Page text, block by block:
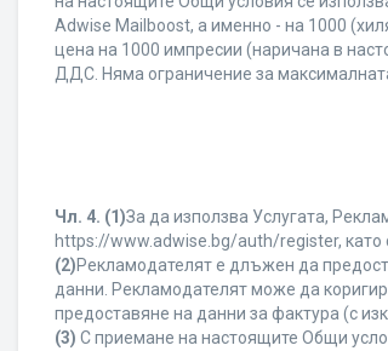
Adwise Mailboost, а именно - на 1000
цена на 1000 импресии (наричана в
ДДС. Няма ограничение за
Чл. 4. (1)За да използва Услугата,
https://www.adwise.bg/auth/register, като
(2)Рекламодателят е длъжен да
данни. Рекламодателят може да
предоставяне на данни за фактура (с
(3) С приемане на настоящите Общи